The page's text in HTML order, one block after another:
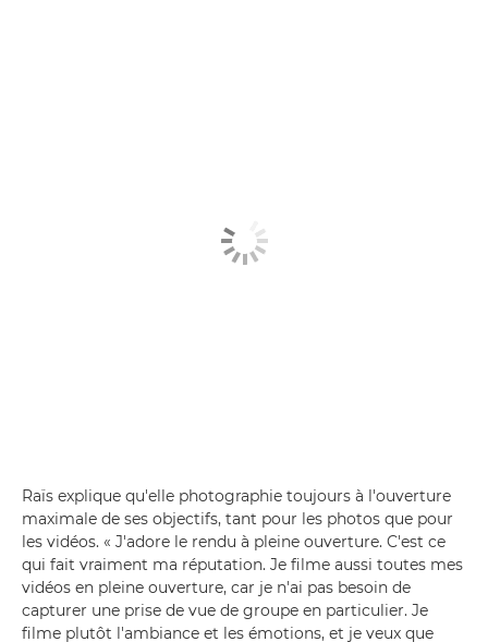
Raïs explique qu'elle photographie toujours à l'ouverture
maximale de ses objectifs, tant pour les photos que pour
les vidéos. « J'adore le rendu à pleine ouverture. C'est ce
qui fait vraiment ma réputation. Je filme aussi toutes mes
vidéos en pleine ouverture, car je n'ai pas besoin de
capturer une prise de vue de groupe en particulier. Je
filme plutôt l'ambiance et les émotions, et je veux que